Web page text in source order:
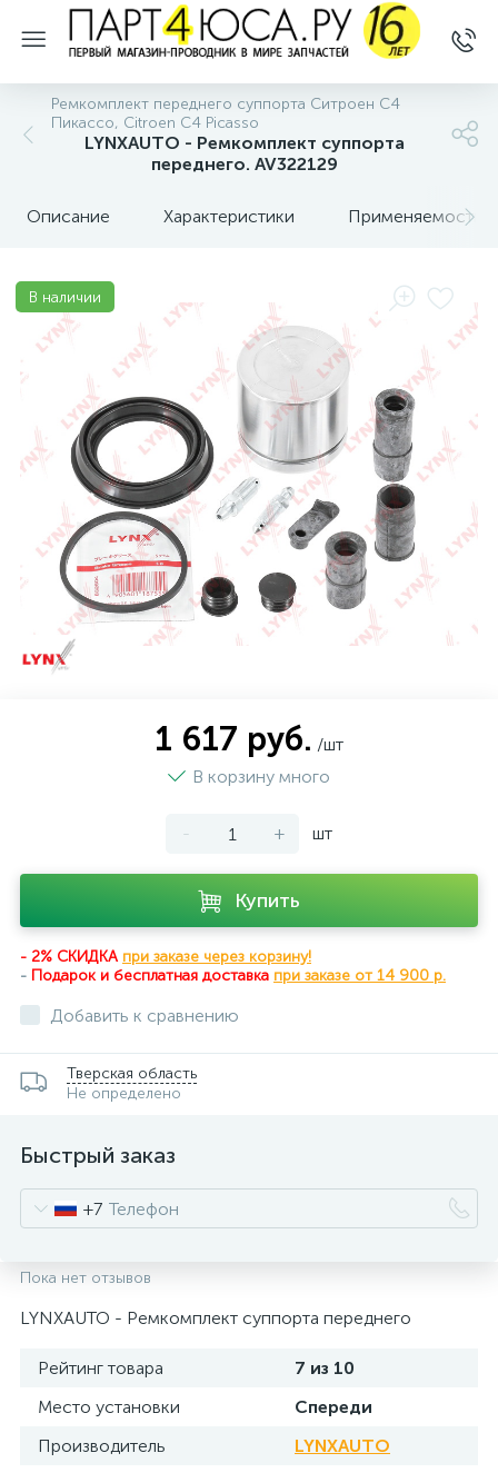
Ремкомплект переднего суппорта Ситроен С4
Пикассо, Citroen C4 Picasso
LYNXAUTO - Ремкомплект суппорта
переднего. AV322129
Описание Характеристики Применяемость
В наличии
1 617 руб. /шт
В корзину много
- + шт
Купить
- 2% СКИДКА при заказе через корзину!
- Подарок и бесплатная доставка при заказе от 14 900 р.
Добавить к сравнению
Тверская область
Не определено
Быстрый заказ
+7
Пока нет отзывов
LYNXAUTO - Ремкомплект суппорта переднего
Рейтинг товара
7 из 10
Место установки
Спереди
Производитель
LYNXAUTO